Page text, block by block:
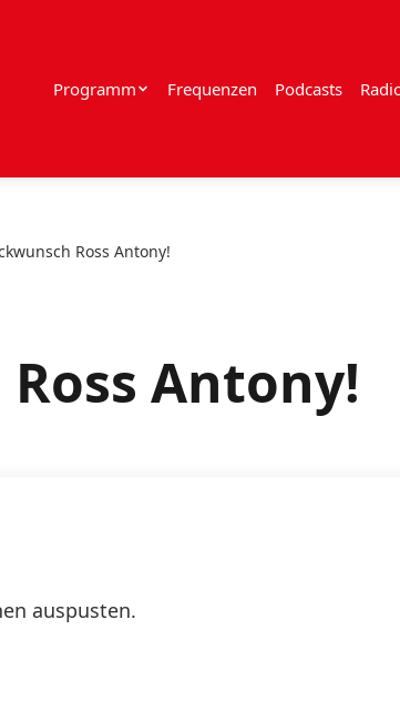
Programm Frequenzen Podcasts
Ross Antony!
Antony!
auspusten.